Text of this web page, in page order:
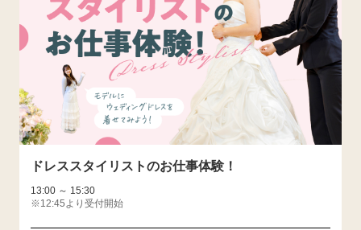
ドレススタイリストのお仕事体験！
13:00 ～ 15:30
※12:45より受付開始